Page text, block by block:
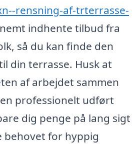
rensning-af-trterrasse-
indhente tilbud fra
så du kan finde den
din terrasse. Husk at
af arbejdet sammen
professionelt udført
dig penge på lang sigt
behovet for hyppig